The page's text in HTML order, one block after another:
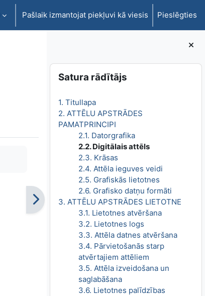
Pašlaik izmantojat piekļuvi kā viesis Pieslēgties
Bloki
Izlaist Satura rādītājs
Satura rādītājs
1. Titullapa
2. ATTĒLU APSTRĀDES
PAMATPRINCIPI
2.1. Datorgrafika
2.2. Digitālais attēls
2.3. Krāsas
2.4. Attēla ieguves veidi
2.5. Grafiskās lietotnes
2.6. Grafisko datņu formāti
3. ATTĒLU APSTRĀDES LIETOTNE
3.1. Lietotnes atvēršana
3.2. Lietotnes logs
3.3. Attēla datnes atvēršana
3.4. Pārvietošanās starp
atvērtajiem attēliem
3.5. Attēla izveidošana un
saglabāšana
3.6. Lietotnes palīdzības